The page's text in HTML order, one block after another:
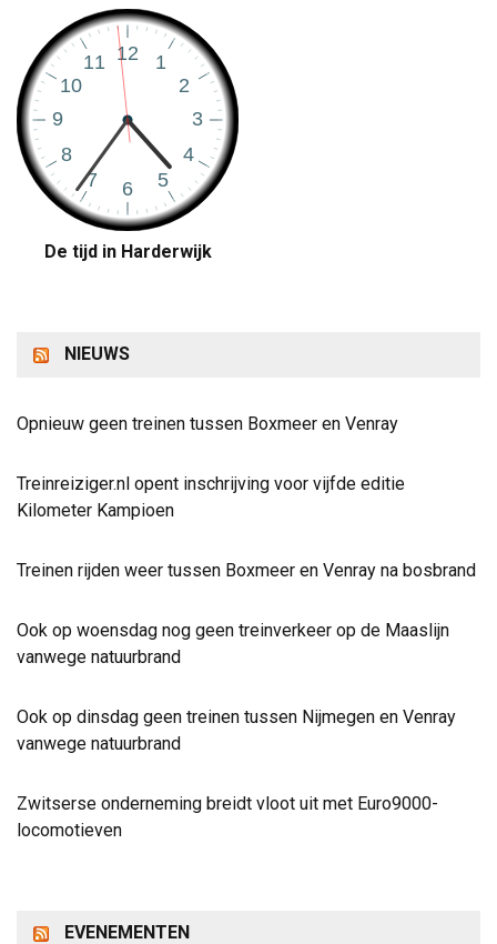
De tijd in Harderwijk
NIEUWS
Opnieuw geen treinen tussen Boxmeer en Venray
Treinreiziger.nl opent inschrijving voor vijfde editie
Kilometer Kampioen
Treinen rijden weer tussen Boxmeer en Venray na bosbrand
Ook op woensdag nog geen treinverkeer op de Maaslijn
vanwege natuurbrand
Ook op dinsdag geen treinen tussen Nijmegen en Venray
vanwege natuurbrand
Zwitserse onderneming breidt vloot uit met Euro9000-
locomotieven
EVENEMENTEN